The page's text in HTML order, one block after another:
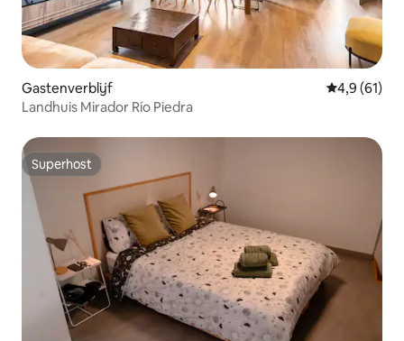
Gastenverblijf
4,9 (61)
Landhuis Mirador Río Piedra
Superhost
Superhost